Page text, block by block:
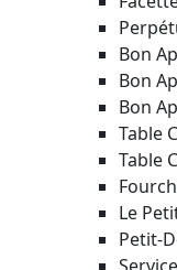
Bon
Bon
Bon
Table
Table
Le
Petit-